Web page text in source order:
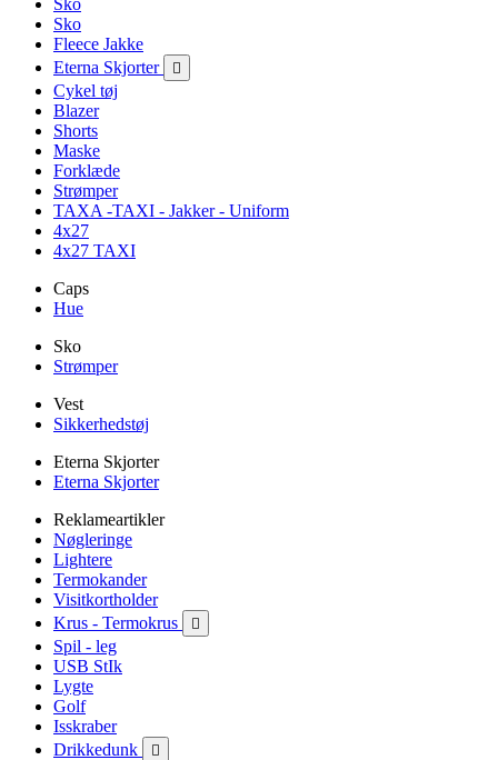
Sko
Sko
Fleece Jakke
Eterna Skjorter

Cykel tøj
Blazer
Shorts
Maske
Forklæde
Strømper
TAXA -TAXI - Jakker - Uniform
4x27
4x27 TAXI
Caps
Hue
Sko
Strømper
Vest
Sikkerhedstøj
Eterna Skjorter
Eterna Skjorter
Reklameartikler
Nøgleringe
Lightere
Termokander
Visitkortholder
Krus - Termokrus

Spil - leg
USB StIk
Lygte
Golf
Isskraber
Drikkedunk
